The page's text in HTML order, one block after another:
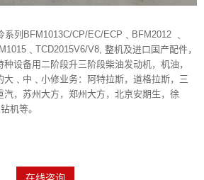
列BFM1013C/CP/EC/ECP﹑BFM2012 ﹑
V8, 整机及进口国产配件，
设备用二阶段升三阶段柴油发动机，机油，
大﹑中﹑小修业务：阿特拉斯，道格拉斯，三
汽，苏州大方，郑州大方，北京安期生，徐
机等。